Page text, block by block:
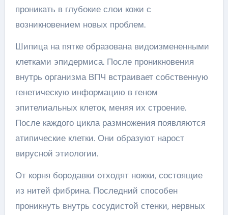
проникать в глубокие слои кожи с
возникновением новых проблем.
Шипица на пятке образована видоизмененными
клетками эпидермиса. После проникновения
внутрь организма ВПЧ встраивает собственную
генетическую информацию в геном
эпителиальных клеток, меняя их строение.
После каждого цикла размножения появляются
атипические клетки. Они образуют нарост
вирусной этиологии.
От корня бородавки отходят ножки, состоящие
из нитей фибрина. Последний способен
проникнуть внутрь сосудистой стенки, нервных